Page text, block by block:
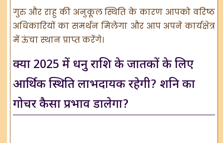
गुरु और राहु की अनुकूल स्थिति के कारण आपको वरिष्ठ
अधिकारियों का समर्थन मिलेगा और आप अपने कार्यक्षेत्र
में ऊंचा स्थान प्राप्त करेंगे।
क्या 2025 में धनु राशि के जातकों के लिए
आर्थिक स्थिति लाभदायक रहेगी? शनि का
गोचर कैसा प्रभाव डालेगा?